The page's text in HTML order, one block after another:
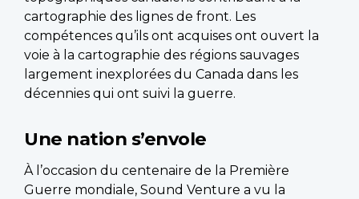
cartographie des lignes de front. Les
compétences qu’ils ont acquises ont ouvert la
voie à la cartographie des régions sauvages
largement inexplorées du Canada dans les
décennies qui ont suivi la guerre.
Une nation s’envole
À l’occasion du centenaire de la Première
Guerre mondiale, Sound Venture a vu la